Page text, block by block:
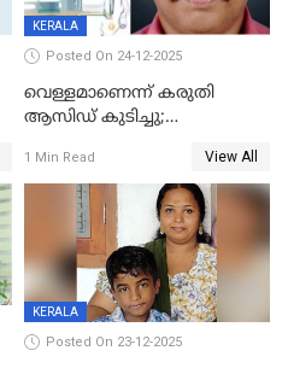
KERALA
Posted On 24-12-2025
വെള്ളമാണെന്ന് കരുതി
ആസിഡ് കുടിച്ചു;
മരിച്ചു
1 Min Read View All
KERALA
Posted On 23-12-2025